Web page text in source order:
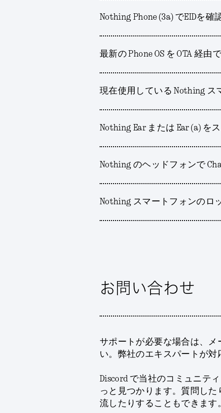
Nothing Phone (3a) でEIDを確
最新の Phone OS を OTA 経
現在使用している Nothing ス
Nothing Ear または Ear (a)
Nothing のヘッドフォンで
Nothing スマートフォンのロ
お問い合わせ
サポートが必要な場合は、
い。弊社のエキスパートが対
Discord で当社のコミュニテ
っと見つかります。質問し
流したりすることもできます